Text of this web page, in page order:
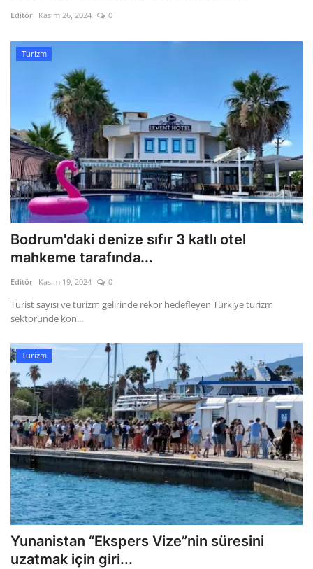
Editör Kasım 26, 2024 0
Turizm
Bodrum'daki denize sıfır 3 katlı otel
mahkeme tarafında...
Editör Kasım 19, 2024 0
Turist sayısı ve turizm gelirinde rekor hedefleyen Türkiye turizm
sektöründe kon...
Turizm
Yunanistan “Ekspers Vize”nin süresini
uzatmak için giri...